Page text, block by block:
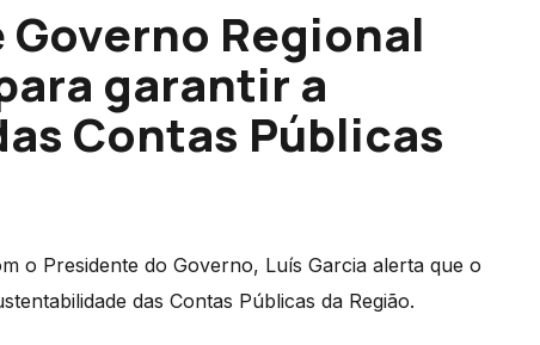
Governo Regional
garantir a
Contas Públicas
o Presidente do Governo, Luís Garcia alerta que o
das Contas Públicas da Região.